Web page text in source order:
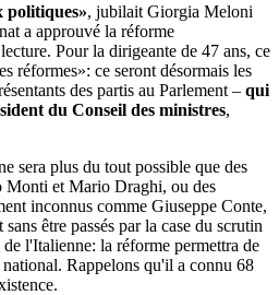
politiques», jubilait Giorgia Meloni
a approuvé la réforme
Pour la dirigeante de 47 ans, ce
réformes»: ce seront désormais les
des partis au Parlement – qui
du Conseil des ministres,
sera plus du tout possible que des
Monti et Mario Draghi, ou des
inconnus comme Giuseppe Conte,
être passés par la case du scrutin
l'Italienne: la réforme permettra de
Rappelons qu'il a connu 68